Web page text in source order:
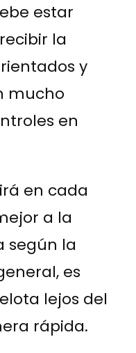
estar
la
y
mucho
en
en cada
a la
según la
es
lejos del
rápida.